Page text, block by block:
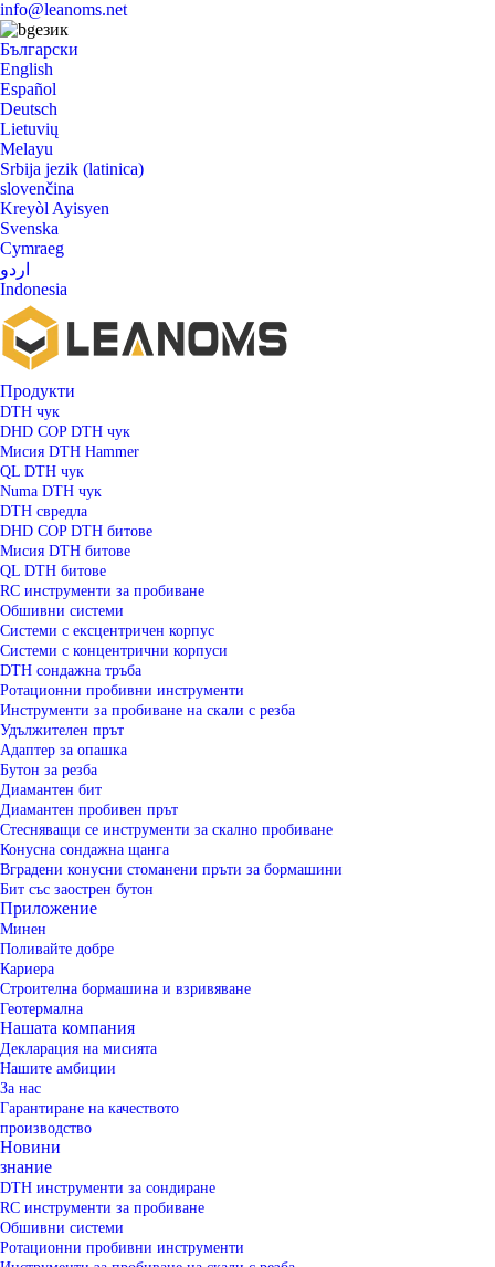
info@leanoms.net
език
Български
English
Español
Deutsch
Lietuvių
Melayu
Srbija jezik (latinica)
slovenčina
Kreyòl Ayisyen
Svenska
Cymraeg
اردو
Indonesia
Продукти
DTH чук
DHD COP DTH чук
Мисия DTH Hammer
QL DTH чук
Numa DTH чук
DTH свредла
DHD COP DTH битове
Мисия DTH битове
QL DTH битове
RC инструменти за пробиване
Обшивни системи
Системи с ексцентричен корпус
Системи с концентрични корпуси
DTH сондажна тръба
Ротационни пробивни инструменти
Инструменти за пробиване на скали с резба
Удължителен прът
Адаптер за опашка
Бутон за резба
Диамантен бит
Диамантен пробивен прът
Стесняващи се инструменти за скално пробиване
Конусна сондажна щанга
Вградени конусни стоманени пръти за бормашини
Бит със заострен бутон
Приложение
Минен
Поливайте добре
Кариера
Строителна бормашина и взривяване
Геотермална
Нашата компания
Декларация на мисията
Нашите амбиции
За нас
Гарантиране на качеството
производство
Новини
знание
DTH инструменти за сондиране
RC инструменти за пробиване
Обшивни системи
Ротационни пробивни инструменти